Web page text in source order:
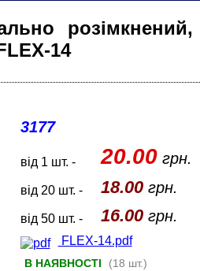
розімкнений,
14
3177
від 1 шт. - 20.00грн.
від 20 шт. - 18.00грн.
від 50 шт. - 16.00грн.
FLEX-14.pdf
В НАЯВНОСТІ (18 шт.)